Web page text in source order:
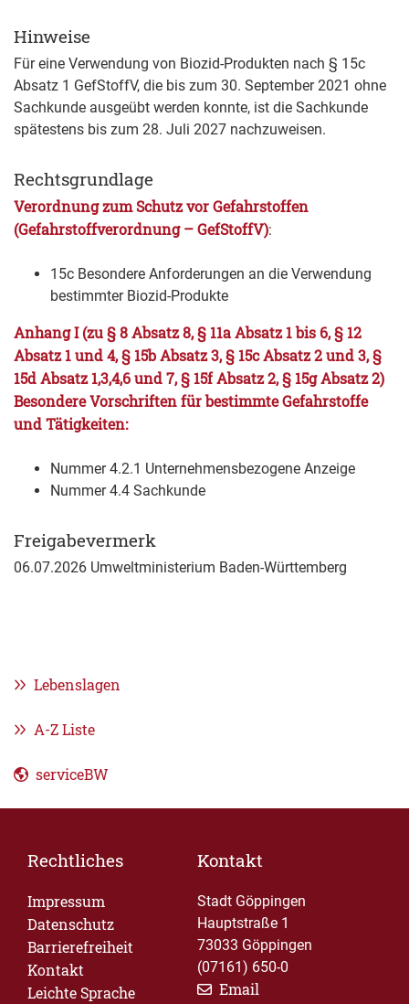
Hinweise
Für eine Verwendung von Biozid-Produkten nach § 15c
Absatz 1 GefStoffV, die bis zum 30. September 2021 ohne
Sachkunde ausgeübt werden konnte, ist die Sachkunde
spätestens bis zum 28. Juli 2027 nachzuweisen.
Rechtsgrundlage
Verordnung zum Schutz vor Gefahrstoffen
(Gefahrstoffverordnung – GefStoffV):
15c Besondere Anforderungen an die Verwendung
bestimmter Biozid-Produkte
Anhang I (zu § 8 Absatz 8, § 11a Absatz 1 bis 6, § 12
Absatz 1 und 4, § 15b Absatz 3, § 15c Absatz 2 und 3, §
15d Absatz 1,3,4,6 und 7, § 15f Absatz 2, § 15g Absatz 2)
Besondere Vorschriften für bestimmte Gefahrstoffe
und Tätigkeiten:
Nummer 4.2.1 Unternehmensbezogene Anzeige
Nummer 4.4 Sachkunde
Freigabevermerk
06.07.2026 Umweltministerium Baden-Württemberg
Lebenslagen
A-Z Liste
serviceBW
Rechtliches
Impressum
Datenschutz
Barrierefreiheit
Kontakt
Leichte Sprache
Kontakt
Stadt Göppingen
Hauptstraße 1
73033 Göppingen
(07161) 650-0
Email